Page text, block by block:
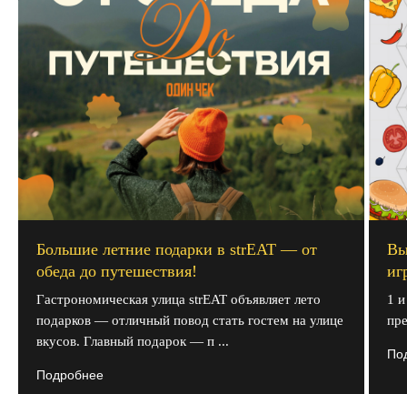
Большие летние подарки в strEAT — от
обеда до путешествия!
Гастрономическая улица strEAT объявляет лето
подарков — отличный повод стать гостем на улице
вкусов. Главный подарок — п ...
Подробнее
1